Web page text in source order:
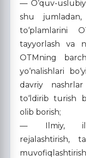
— O‘quv-
shu
to‘plamlarini
tayyorlash va
OTMning
yo‘nalishlari
davriy
to‘ldirib turish
olib borish;
— Ilmiy,
rejalashtirish,